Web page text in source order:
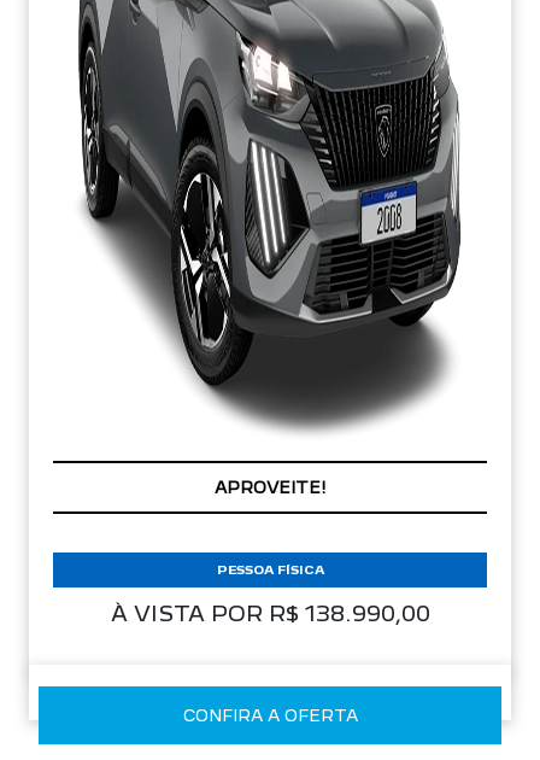
APROVEITE!
À VISTA POR R$ 138.990,00
PESSOA FÍSICA
CONFIRA A OFERTA